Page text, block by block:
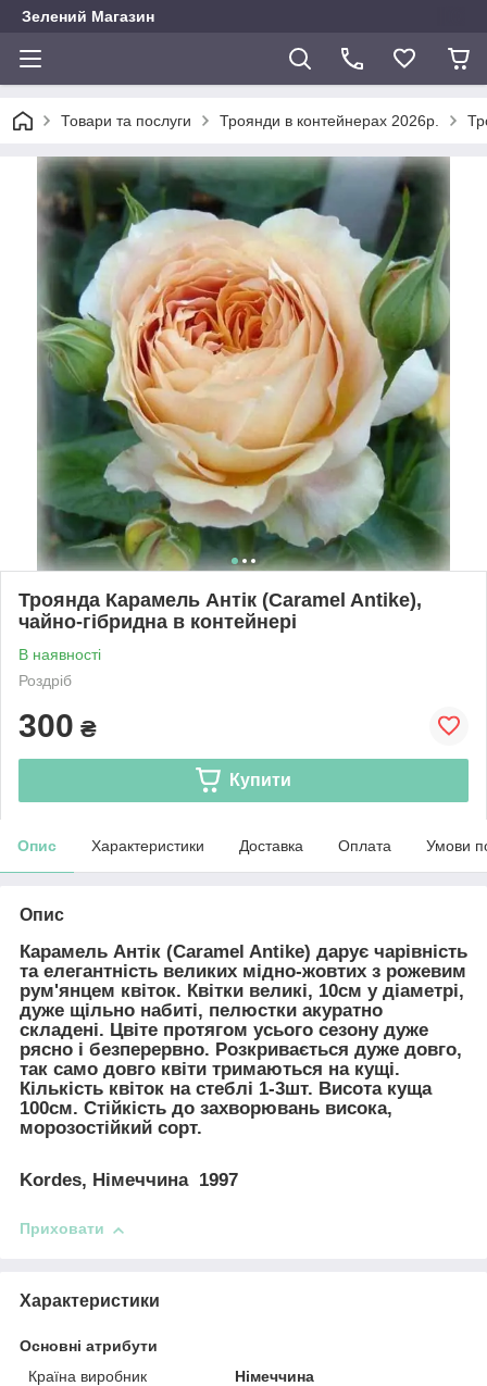
Зелений Магазин
Товари та послуги Троянди в контейнерах 2026р.
Троянда Карамель Антік (Caramel Antike),
чайно-гібридна в контейнері
В наявності
Роздріб
300 ₴
Купити
Опис Характеристики Доставка Оплата Умови
Опис
Карамель Антік (Caramel Antike) дарує чарівність
та елегантність великих мідно-жовтих з рожевим
рум'янцем квіток. Квітки великі, 10см у діаметрі,
дуже щільно набиті, пелюстки акуратно
складені. Цвіте протягом усього сезону дуже
рясно і безперервно. Розкривається дуже довго,
так само довго квіти тримаються на кущі.
Кількість квіток на стеблі 1-3шт. Висота куща
100см. Стійкість до захворювань висока,
морозостійкий сорт.
Kordes, Німеччина 1997
Приховати
Характеристики
Основні атрибути
Країна виробник
Німеччина